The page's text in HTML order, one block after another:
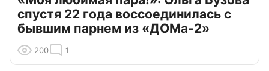
спустя 22 года воссоединилась с
бывшим парнем из «ДОМа-2»
200 1